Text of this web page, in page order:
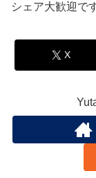
シェア大歓迎で
X